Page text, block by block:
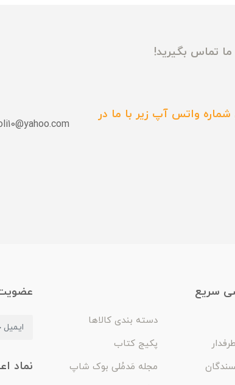
تماس بگیرید!
واتس آپ زیر با ما در
سریع
دسته بندی کالاها
پکیج کتاب
مجله مَدمُلی بوک شاپ
نماد